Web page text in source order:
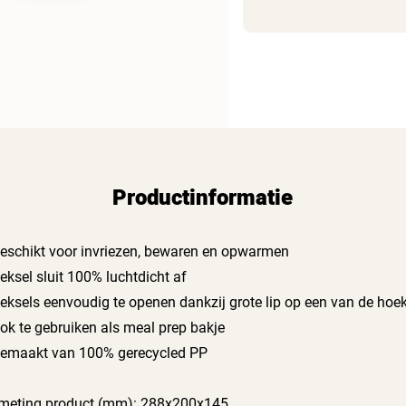
Productinformatie
voor invriezen, bewaren en opwarmen
sluit 100% luchtdicht af
eenvoudig te openen dankzij grote lip op een van de
te gebruiken als meal prep bakje
van 100% gerecycled PP